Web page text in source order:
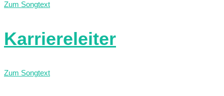
Zum Songtext
Karriereleiter
Zum Songtext